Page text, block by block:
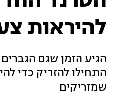
להיראות
הגיע הזמן שגם
התחילו להזריק כדי
שמזריקים